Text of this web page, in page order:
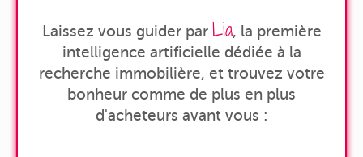
Laissez vous guider par Lia, la première
intelligence artificielle dédiée à la
recherche immobilière, et trouvez votre
bonheur comme de plus en plus
d'acheteurs avant vous :